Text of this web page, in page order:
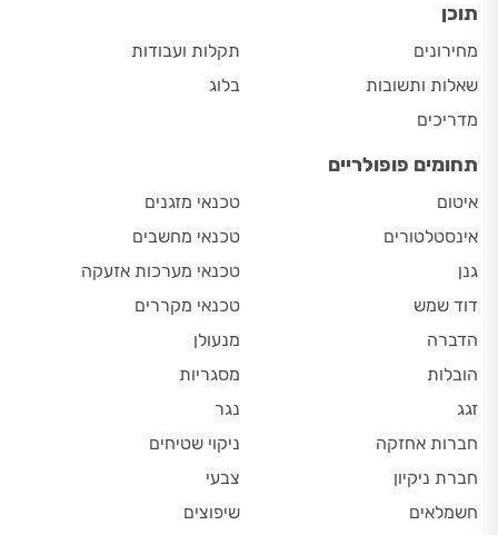
תוכן
מחירונים
שאלות ותשובות
מדריכים
תקלות ועבודות
בלוג
תחומים פופולריים
איטום
אינסטלטורים
גנן
דוד שמש
הדברה
הובלות
זגג
חברות אחזקה
חברת ניקיון
חשמלאים
טכנאי מזגנים
טכנאי מחשבים
טכנאי מערכות אזעקה
טכנאי מקררים
מנעולן
מסגריות
נגר
ניקוי שטיחים
צבעי
שיפוצים